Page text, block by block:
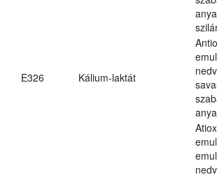
E326 Kálium-laktát